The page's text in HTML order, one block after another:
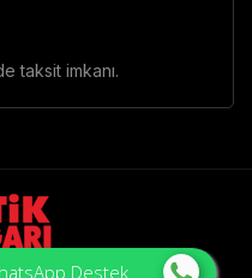
Destek
taksit imkanı.